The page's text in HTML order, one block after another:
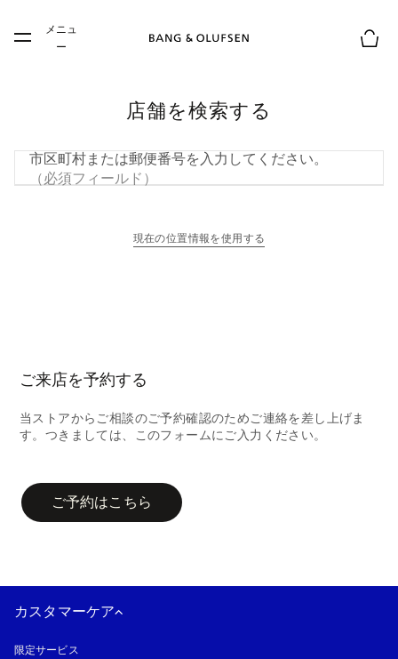
Skip to main footer
メニュ
ー
店舗を検索する
市区町村または郵便番号を入力してください。
（必須フィールド）
現在の位置情報を使用する
ご来店を予約する
当ストアからご相談のご予約確認のためご連絡を差し上げま
す。つきましては、このフォームにご入力ください。
ご予約はこちら
カスタマーケア
限定サービス